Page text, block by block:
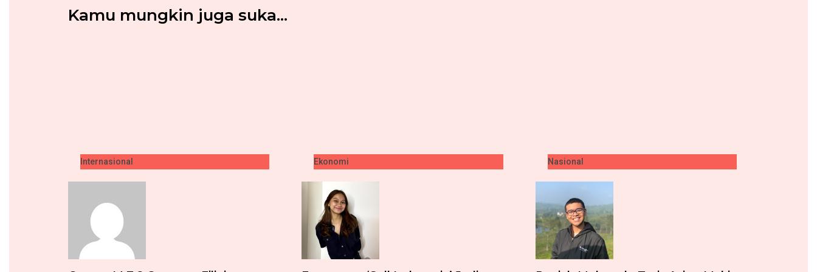
Kamu mungkin juga suka...
Internasional Ekonomi Nasional